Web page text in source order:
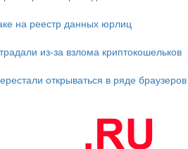
на реестр данных юрлиц
из-за взлома криптокошельков
открываться в ряде браузеров